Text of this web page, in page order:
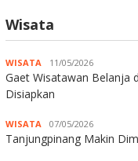
Wisata
WISATA 11/05/2026
Gaet Wisatawan Belanja
Disiapkan
WISATA 07/05/2026
Tanjungpinang Makin